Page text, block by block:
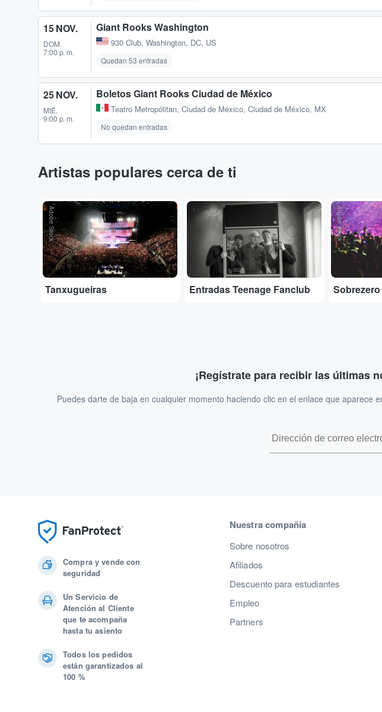
15 NOV.
DOM.
7:00 p. m.
Giant Rooks Washington
930 Club, Washington, DC, US
Quedan 53 entradas
25 NOV.
MIÉ.
9:00 p. m.
Boletos Giant Rooks Ciudad de México
Teatro Metropólitan, Ciudad de México, Ciudad de México, MX
No quedan entradas
Artistas populares cerca de ti
Adobe Stock
Tanxugueiras
...
Entradas Teenage Fanclub
Adobe Stock
Sobrezero
¡Regístrate para recibir las últimas
Puedes darte de baja en cualquier momento haciendo clic en el enlace que aparece
Compra y vende con
seguridad
Un Servicio de
Atención al Cliente
que te acompaña
hasta tu asiento
Todos los pedidos
están garantizados al
100 %
Nuestra compañía
Sobre nosotros
Afiliados
Descuento para estudiantes
Empleo
Partners